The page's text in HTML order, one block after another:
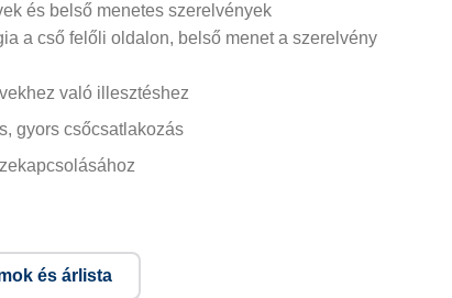
és belső menetes szerelvények
a cső felőli oldalon, belső menet a szerelvény
való illesztéshez
gyors csőcsatlakozás
és árlista